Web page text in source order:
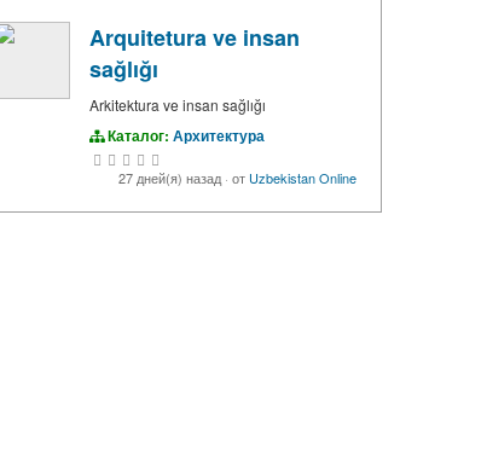
Arquitetura ve insan
sağlığı
Arkitektura ve insan sağlığı
Каталог: Архитектура
27 дней(я) назад· от Uzbekistan Online